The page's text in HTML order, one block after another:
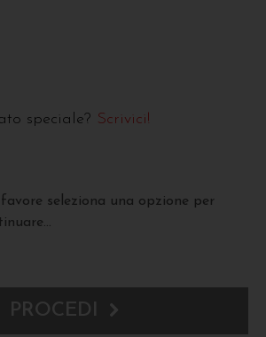
speciale? Scrivici!
favore seleziona una opzione per
PROCEDI